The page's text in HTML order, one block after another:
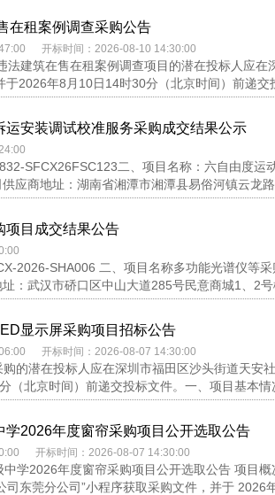
在租案例调查采购公告
开标时间：2026-08-10 14:30:00
法建筑在售在租案例调查项目的潜在投标人应
于2026年8月10日14时30分（北京时间）前递交
运安装调试校准服务采购成交结果公示
SFCX26FSC123二、项目名称：六自由度
应商地址：湖南省湘潭市湘潭县易俗河镇云龙
项目成交结果公告
2026-SHA006 二、项目名称多功能光谱仪等
：武汉市硚口区中山大道285号民意商城1、2
显示屏采购项目招标公告
开标时间：2026-08-07 14:30:00
的潜在投标人应在深圳市福田区沙头街道天
（北京时间）前递交投标文件。一、项目基本
学2026年度窗帘采购项目公开选取公告
开标时间：2026-08-07 14:30:00
中学2026年度窗帘采购项目公开选取公告 项目
司东莞分公司”小程序获取采购文件，并于 2026